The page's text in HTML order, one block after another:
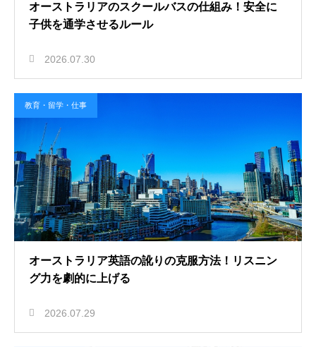
オーストラリアのスクールバスの仕組み！安全に
子供を通学させるルール
2026.07.30
教育・留学・仕事
オーストラリア英語の訛りの克服方法！リスニン
グ力を劇的に上げる
2026.07.29